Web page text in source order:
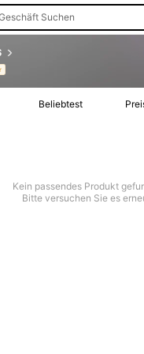
Suchen
Beliebtest
Kein passendes Produkt
Bitte versuchen Sie es